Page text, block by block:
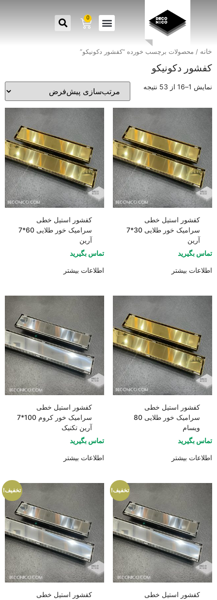
0
خانه / محصولات برچسب خورده “کفشور دکونیکو”
کفشور دکونیکو
نمایش 1–16 از 53 نتیجه
کفشور استیل خطی
سرامیک خور طلایی 30*7
آرین
تماس بگیرید
اطلاعات بیشتر
کفشور استیل خطی
سرامیک خور طلایی 60*7
آرین
تماس بگیرید
اطلاعات بیشتر
کفشور استیل خطی
سرامیک خور طلایی 80
ویسام
تماس بگیرید
اطلاعات بیشتر
کفشور استیل خطی
سرامیک خور کروم 100*7
آرین تکنیک
تماس بگیرید
اطلاعات بیشتر
تخفیف!
کفشور استیل خطی
تخفیف!
کفشور استیل خطی